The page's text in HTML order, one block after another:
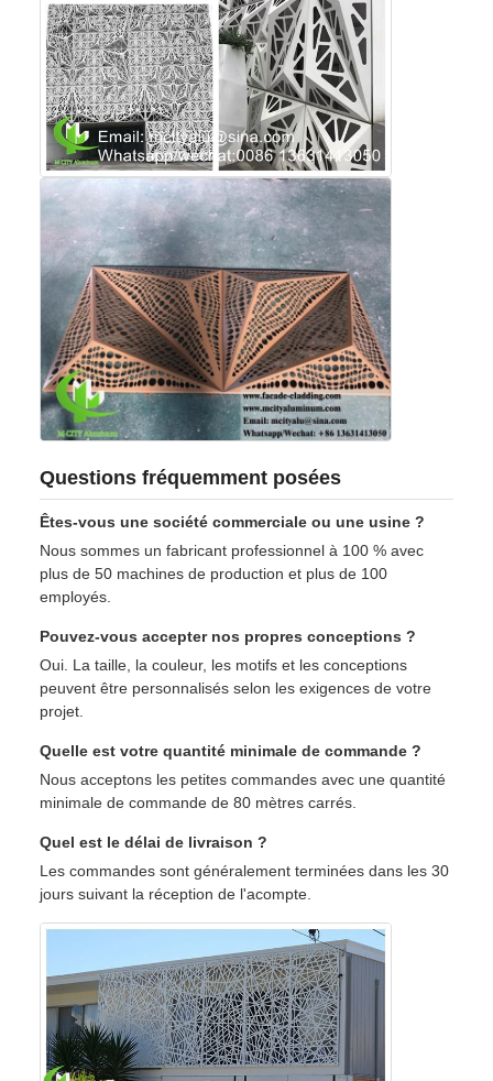
Questions fréquemment posées
Êtes-vous une société commerciale ou une usine ?
Nous sommes un fabricant professionnel à 100 % avec
plus de 50 machines de production et plus de 100
employés.
Pouvez-vous accepter nos propres conceptions ?
Oui. La taille, la couleur, les motifs et les conceptions
peuvent être personnalisés selon les exigences de votre
projet.
Quelle est votre quantité minimale de commande ?
Nous acceptons les petites commandes avec une quantité
minimale de commande de 80 mètres carrés.
Quel est le délai de livraison ?
Les commandes sont généralement terminées dans les 30
jours suivant la réception de l'acompte.